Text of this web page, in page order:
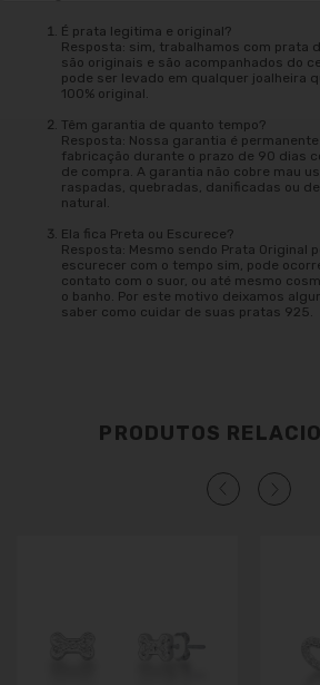
É prata legitima e original?
Resposta: sim, trabalhamos com prata
são originais e são acompanhados do
pode ser levado em qualquer joalheira
100% original.
Têm garantia de quanto tempo?
Resposta: Nossa garantia é
fabricação durante o prazo de 90 dias
de compra. A garantia não cobre mau
raspadas, quebradas, danificadas ou
natural.
Ela fica Preta ou Escurece?
Resposta: Mesmo sendo Prata Original
escurecer com o tempo sim, pode
contato com o suor, ou até mesmo
o banho. Por este motivo deixamos
saber como cuidar de suas pratas 925.
PRODUTOS